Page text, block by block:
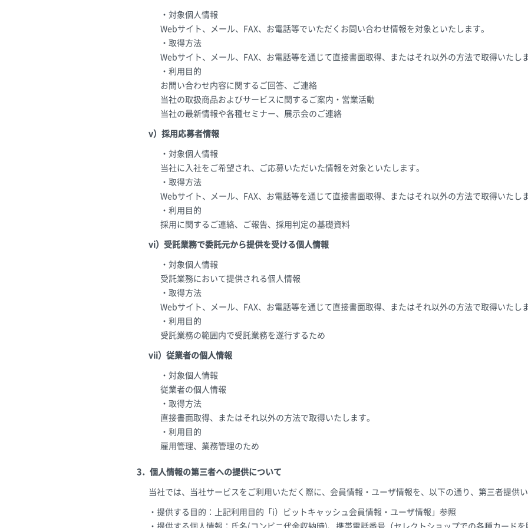
・対象個人情報
Webサイト、メール、FAX、お電話等でいただくお問い合わせ情報を対象といたします。
・取得方法
Webサイト、メール、FAX、お電話等を通じて直接書面取得、またはそれ以外の方法で取得いたしま
・利用目的
お問い合わせ内容に関するご回答、ご連絡
当社の取扱商品およびサービスに関するご案内・営業活動
当社の最新情報や各種セミナー、展示会のご連絡
v）採用応募者情報
・対象個人情報
当社に入社をご希望され、ご応募いただいた情報を対象といたします。
・取得方法
Webサイト、メール、FAX、お電話等を通じて直接書面取得、またはそれ以外の方法で取得いたしま
・利用目的
採用に関するご連絡、ご報告、採用判定の基礎資料
vi）受託業務で委託元から提供を受ける個人情報
・対象個人情報
受託業務において提供される個人情報
・取得方法
Webサイト、メール、FAX、お電話等を通じて直接書面取得、またはそれ以外の方法で取得いたしま
・利用目的
受託業務の範囲内で受託業務を遂行するため
vii）従業者の個人情報
・対象個人情報
従業者の個人情報
・取得方法
直接書面取得、またはそれ以外の方法で取得いたします。
・利用目的
雇用管理、業務管理のため
3．個人情報の第三者への提供について
当社では、当社サービスをご利用いただく際に、会員情報・ユーザ情報を、以下の通り、第三者提供い
・提供する目的：上記利用目的「i）ビットキャッシュ会員情報・ユーザ情報」参照
・提供する個人情報：氏名(コンビニ代金収納時)、携帯電話番号（セレクトショップでの各種カード